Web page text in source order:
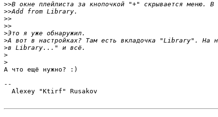
>>
>>
>>
>>
>
>
>
>
>
А что ещё нужно? :)
--
  Alexey "Ktirf" Rusakov